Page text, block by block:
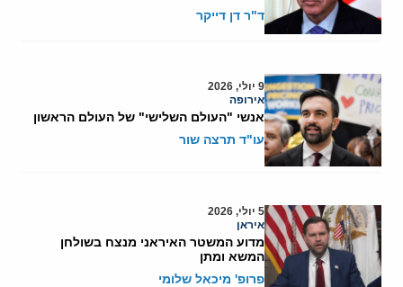
ד"ר דן דייקר
9 יולי, 2026
אירופה
אנשי "העולם השלישי" של העולם הראשון
עו"ד תרצה שור
5 יולי, 2026
איראן
מדוע המשטר האיראני מנצח בשולחן
המשא ומתן
פרופ' מיכאל שלומי